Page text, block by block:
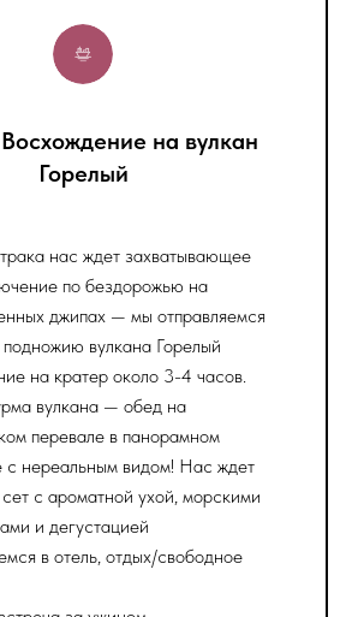
на вулкан
Горелый
нас ждет захватывающее
по бездорожью на
джипах — мы отправляемся
вулкана Горелый
на кратер около 3-4 часов.
вулкана — обед на
перевале в панорамном
с нереальным видом! Нас ждет
с ароматной ухой, морскими
и дегустацией
в отель, отдых/свободное